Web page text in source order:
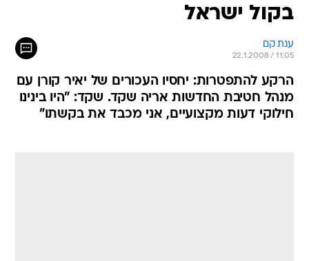
בקול ישראל
ענת קם
22.1.2008 / 11:05
הרקע להתפטרות: יחסיו העכורים של יאיר קורן עם
מנהל חטיבת החדשות אריה שקד. שקד: "היו בינינו
חילוקי דעות מקצועיים, אני מכבד את בקשתו"